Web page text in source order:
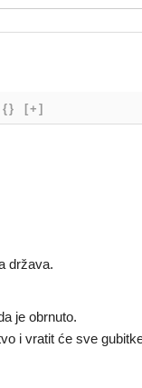
{} [+]
država.
je obrnuto.
i vratit će sve